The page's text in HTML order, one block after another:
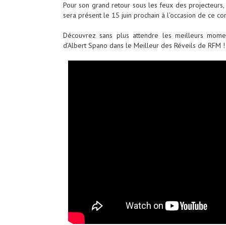
Pour son grand retour sous les feux des
sera présent le 15 juin prochain à l’occasion de ce
Découvrez sans plus attendre les meilleurs
d’Albert Spano dans le Meilleur des Réveils de RFM !